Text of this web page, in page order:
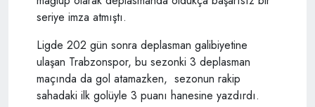
seriye imza atmıştı.
Ligde 202 gün sonra deplasman galibiyetine
ulaşan Trabzonspor, bu sezonki 3 deplasman
maçında da gol atamazken, sezonun rakip
sahadaki ilk golüyle 3 puanı hanesine yazdırdı.